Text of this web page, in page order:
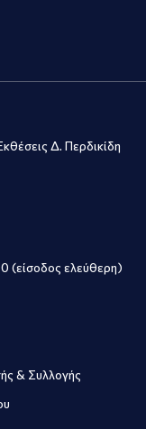
Δ. Περδικίδη
(είσοδος ελεύθερη)
& Συλλογής